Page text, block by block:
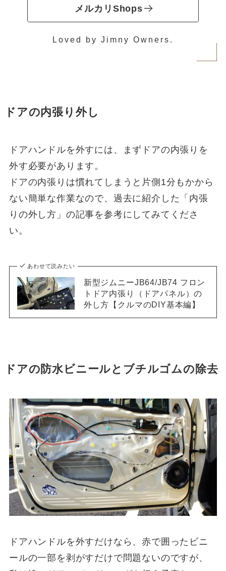
メルカリShops
Loved by Jimny Owners.
ドアの内張り外し
ドアハンドルを外すには、まずドアの内張りを
外す必要があります。
ドアの内張りは慣れてしまうと片側1分もかから
ない簡単な作業なので、過去に紹介した「内張
りの外し方」の記事を参考にしてみてくださ
い。
あわせて読みたい
新型ジムニーJB64/JB74 フロン
トドア内張り（ドアパネル）の
外し方【クルマのDIY基本編】
ドアの防水ビニールとブチルゴムの除去
ドアハンドルを外すだけなら、赤で囲ったビニ
ールの一部を剥がすだけで問題ないのですが、